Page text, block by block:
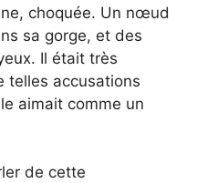
choquée. Un nœud
sa gorge, et des
Il était très
telles accusations
aimait comme un
de cette